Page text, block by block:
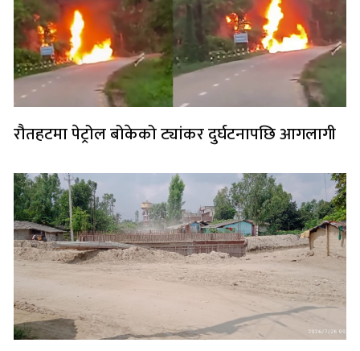
रौतहटमा पेट्रोल बोकेको ट्यांकर दुर्घटनापछि आगलागी